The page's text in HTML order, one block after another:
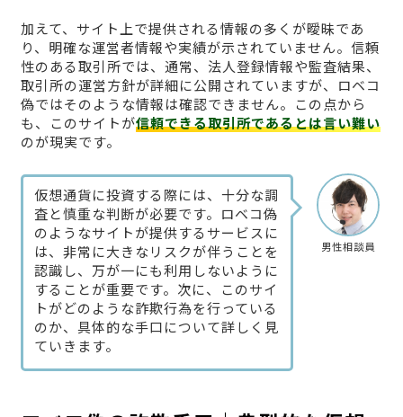
加えて、サイト上で提供される情報の多くが曖昧であ
り、明確な運営者情報や実績が示されていません。信頼
性のある取引所では、通常、法人登録情報や監査結果、
取引所の運営方針が詳細に公開されていますが、ロベコ
偽ではそのような情報は確認できません。この点から
も、このサイトが信頼できる取引所であるとは言い難い
のが現実です。
男性相談員
仮想通貨に投資する際には、十分な調
査と慎重な判断が必要です。ロベコ偽
のようなサイトが提供するサービスに
は、非常に大きなリスクが伴うことを
認識し、万が一にも利用しないように
することが重要です。次に、このサイ
トがどのような詐欺行為を行っている
のか、具体的な手口について詳しく見
ていきます。